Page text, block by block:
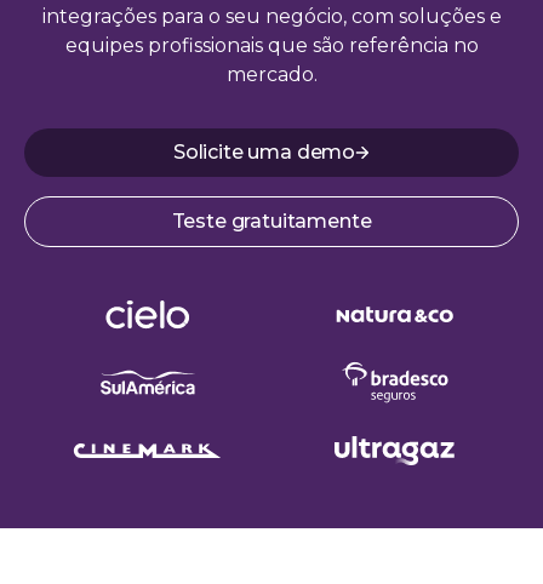
integrações para o seu negócio, com soluções e
equipes profissionais que são referência no
mercado.
Solicite uma demo
Teste gratuitamente